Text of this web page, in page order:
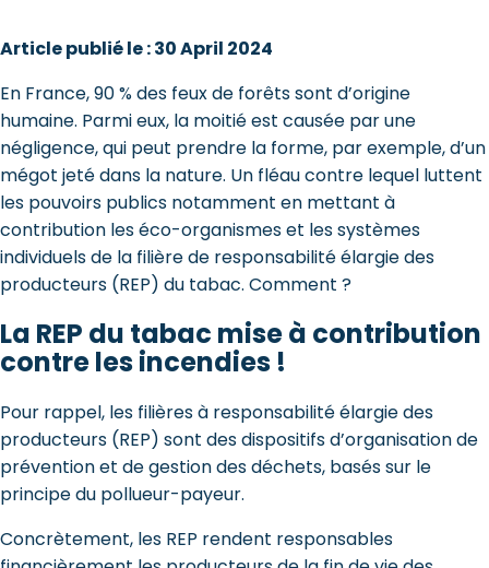
Article publié le : 30 April 2024
En France, 90 % des feux de forêts sont d’origine
humaine. Parmi eux, la moitié est causée par une
négligence, qui peut prendre la forme, par exemple, d’un
mégot jeté dans la nature. Un fléau contre lequel luttent
les pouvoirs publics notamment en mettant à
contribution les éco-organismes et les systèmes
individuels de la filière de responsabilité élargie des
producteurs (REP) du tabac. Comment ?
La REP du tabac mise à contribution
contre les incendies !
Pour rappel, les filières à responsabilité élargie des
producteurs (REP) sont des dispositifs d’organisation de
prévention et de gestion des déchets, basés sur le
principe du pollueur-payeur.
Concrètement, les REP rendent responsables